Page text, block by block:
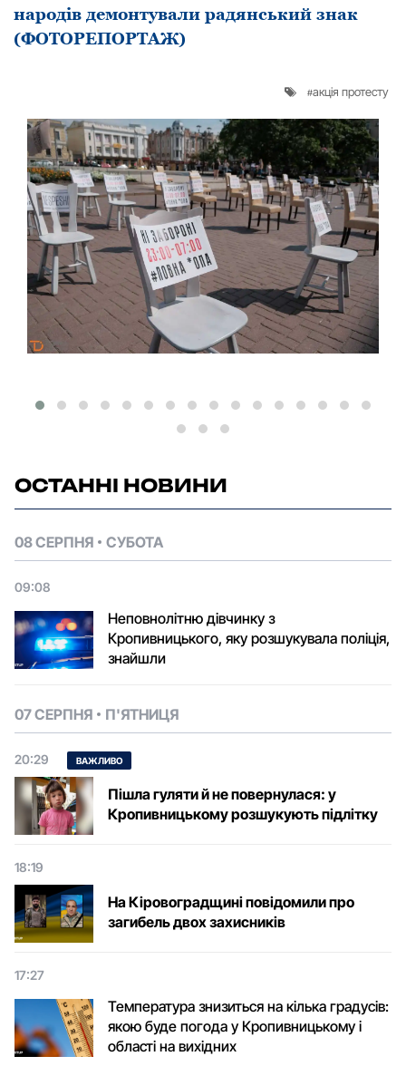
народів демонтували радянський знак
(ФОТОРЕПОРТАЖ)
акція протесту
ОСТАННІ НОВИНИ
08 СЕРПНЯ СУБОТА
09:08
Неповнолітню дівчинку з
Кропивницького, яку розшукувала поліція,
знайшли
07 СЕРПНЯ П'ЯТНИЦЯ
20:29 ВАЖЛИВО
Пішла гуляти й не повернулася: у
Кропивницькому розшукують підлітку
18:19
На Кіровоградщині повідомили про
загибель двох захисників
17:27
Температура знизиться на кілька градусів:
якою буде погода у Кропивницькому і
області на вихідних